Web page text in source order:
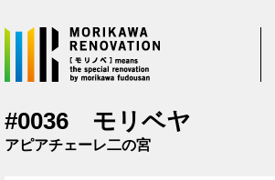
#0036 モリベヤ
アピアチェーレ二の宮